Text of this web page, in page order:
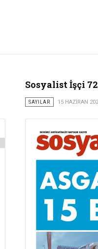
Sosyalist İşçi
SAYILAR 15 HAZIRAN